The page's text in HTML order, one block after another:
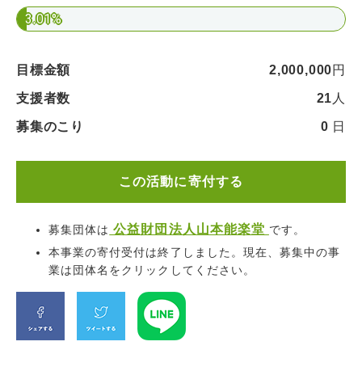
3.01%
目標金額 2,000,000円
支援者数 21 人
募集のこり 0 日
この活動に寄付する
募集団体は 公益財団法人山本能楽堂 です。
本事業の寄付受付は終了しました。現在、募集中の事
業は団体名をクリックしてください。